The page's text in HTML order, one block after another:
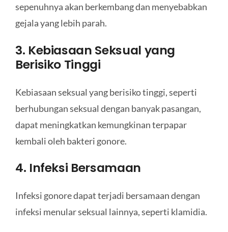
sepenuhnya akan berkembang dan menyebabkan
gejala yang lebih parah.
3. Kebiasaan Seksual yang
Berisiko Tinggi
Kebiasaan seksual yang berisiko tinggi, seperti
berhubungan seksual dengan banyak pasangan,
dapat meningkatkan kemungkinan terpapar
kembali oleh bakteri gonore.
4. Infeksi Bersamaan
Infeksi gonore dapat terjadi bersamaan dengan
infeksi menular seksual lainnya, seperti klamidia.